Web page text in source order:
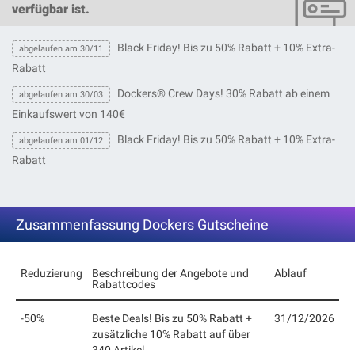
verfügbar ist.
abgelaufen am 30/11
Black Friday! Bis zu 50% Rabatt + 10% Extra-
Rabatt
abgelaufen am 30/03
Dockers® Crew Days! 30% Rabatt ab einem
Einkaufswert von 140€
abgelaufen am 01/12
Black Friday! Bis zu 50% Rabatt + 10% Extra-
Rabatt
Zusammenfassung Dockers Gutscheine
Reduzierung
Beschreibung der Angebote und
Rabattcodes
Ablauf
-50%
Beste Deals! Bis zu 50% Rabatt +
zusätzliche 10% Rabatt auf über
31/12/2026